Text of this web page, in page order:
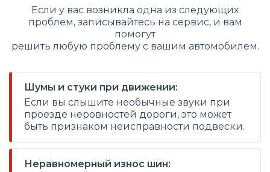
Если у вас возникла одна из следующих
проблем, записывайтесь на сервис, и вам
помогут
решить любую проблему с вашим автомобилем.
Шумы и стуки при движении:
Если вы слышите необычные звуки при
проезде неровностей дороги, это может
быть признаком неисправности подвески.
Неравномерный износ шин: